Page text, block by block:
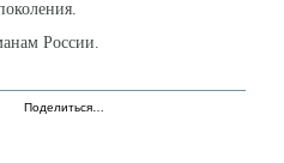
России.
Поделиться…